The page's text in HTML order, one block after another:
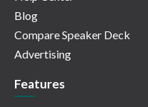
Blog
Compare Speaker Deck
Advertising
Features